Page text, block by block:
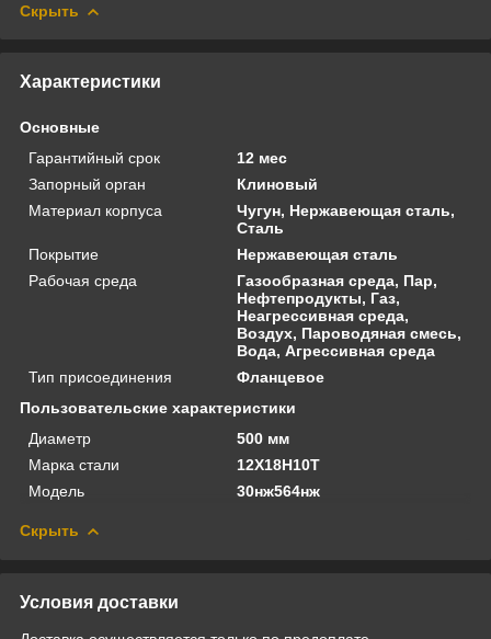
Скрыть
Характеристики
Основные
Гарантийный срок
12 мес
Запорный орган
Клиновый
Материал корпуса
Чугун, Нержавеющая сталь,
Сталь
Покрытие
Нержавеющая сталь
Рабочая среда
Газообразная среда, Пар,
Нефтепродукты, Газ,
Неагрессивная среда,
Воздух, Пароводяная смесь,
Вода, Агрессивная среда
Тип присоединения
Фланцевое
Пользовательские характеристики
Диаметр
500 мм
Марка стали
12Х18Н10Т
Модель
30нж564нж
Скрыть
Условия доставки